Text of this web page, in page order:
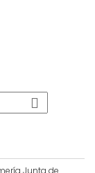
Junta de